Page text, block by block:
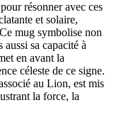
résonner avec ces
et solaire,
mug symbolise non
sa capacité à
en avant la
céleste de ce signe.
au Lion, est mis
la force, la